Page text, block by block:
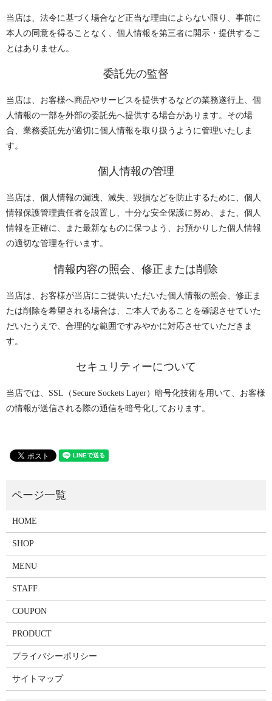
当店は、法令に基づく場合など正当な理由によらない限り、事前に
本人の同意を得ることなく、個人情報を第三者に開示・提供するこ
とはありません。
委託先の監督
当店は、お客様へ商品やサービスを提供するなどの業務遂行上、個
人情報の一部を外部の委託先へ提供する場合があります。その場
合、業務委託先が適切に個人情報を取り扱うように管理いたしま
す。
個人情報の管理
当店は、個人情報の漏洩、滅失、毀損などを防止するために、個人
情報保護管理責任者を設置し、十分な安全保護に努め、また、個人
情報を正確に、また最新なものに保つよう、お預かりした個人情報
の適切な管理を行います。
情報内容の照会、修正または削除
当店は、お客様が当店にご提供いただいた個人情報の照会、修正ま
たは削除を希望される場合は、ご本人であることを確認させていた
だいたうえで、合理的な範囲ですみやかに対応させていただきま
す。
セキュリティーについて
当店では、SSL（Secure Sockets Layer）暗号化技術を用いて、お客様
の情報が送信される際の通信を暗号化しております。
HOME
SHOP
MENU
STAFF
COUPON
PRODUCT
プライバシーポリシー
サイトマップ